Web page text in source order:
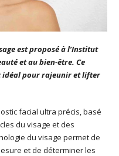
est proposé à l’Institut
et au bien-être. Ce
idéal pour rajeunir et lifter
facial ultra précis, basé
du visage et des
du visage permet de
et de déterminer les